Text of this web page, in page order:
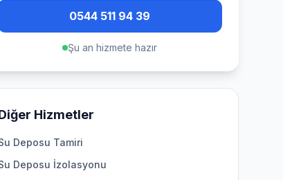
0544 511 94 39
Şu an hizmete hazır
Hizmetler
Deposu Tamiri
Deposu İzolasyonu